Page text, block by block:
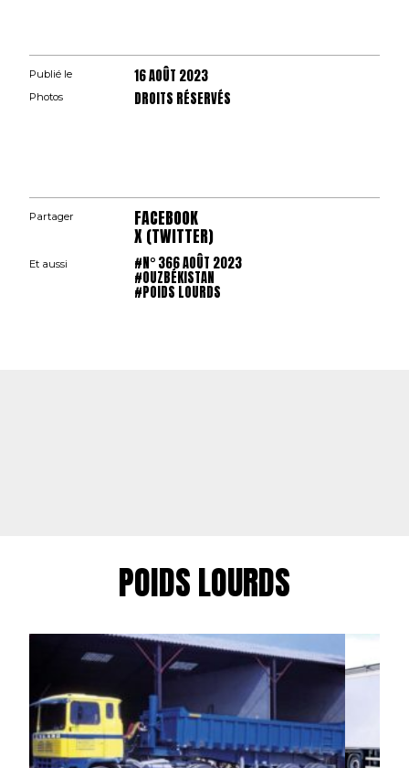
Publié le 16 AOÛT 2023
Photos DROITS RÉSERVÉS
Partager FACEBOOK
X (TWITTER)
Et aussi #N° 366 AOÛT 2023
#OUZBÉKISTAN
#POIDS LOURDS
POIDS LOURDS